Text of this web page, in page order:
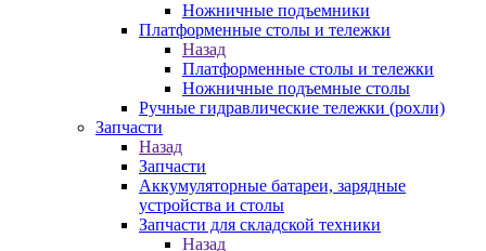
Ножничные подъемники
Платформенные столы и тележки
Назад
Платформенные столы и тележки
Ножничные подъемные столы
Ручные гидравлические тележки (рохли)
Запчасти
Назад
Запчасти
Аккумуляторные батареи, зарядные
устройства и столы
Запчасти для складской техники
Назад